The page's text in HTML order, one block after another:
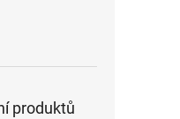
produktů